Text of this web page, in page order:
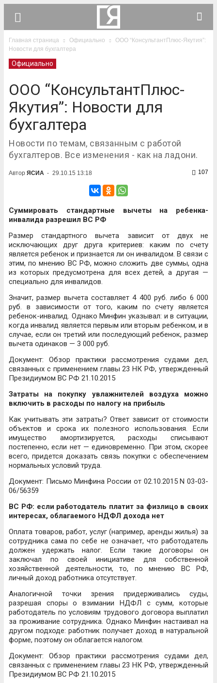
Главная страница Официально
ООО “КонсультантПлюс-Якутия”:
Новости для бухгалтера
Официально
ООО “КонсультантПлюс-
Якутия”: Новости для
бухгалтера
Новости по темам, связанным с работой
бухгалтеров. Все изменения - как на ладони.
Автор ЯСИА - 29.10.15 13:18 107
Суммировать стандартные вычеты на ребенка-
инвалида разрешил ВС РФ
Размер стандартного вычета зависит от двух не
исключающих друг друга критериев: каким по счету
является ребенок и признается ли он инвалидом. В связи с
этим, по мнению ВС РФ, можно сложить две суммы, одна
из которых предусмотрена для всех детей, а другая —
специально для инвалидов.
Значит, размер вычета составляет 4 400 руб. либо 6 000
руб. в зависимости от того, каким по счету является
ребенок-инвалид. Однако Минфин указывал: и в ситуации,
когда инвалид является первым или вторым ребенком, и в
случае, если он третий или последующий ребенок, размер
вычета одинаков — 3 000 руб.
Документ: Обзор практики рассмотрения судами дел,
связанных с применением главы 23 НК РФ, утвержденный
Президиумом ВС РФ 21.10.2015
Затраты на покупку увлажнителей воздуха можно
включить в расходы по налогу на прибыль
Как учитывать эти затраты? Ответ зависит от стоимости
объектов и срока их полезного использования. Если
имущество амортизируется, расходы списывают
постепенно, если нет — единовременно. При этом, скорее
всего, придется доказать связь покупки с обеспечением
нормальных условий труда.
Документ: Письмо Минфина России от 02.10.2015 N 03-03-
06/56359
ВС РФ: если работодатель платит за физлицо в своих
интересах, облагаемого НДФЛ дохода нет
Оплата товаров, работ, услуг (например, аренды жилья) за
сотрудника сама по себе не означает, что работодатель
должен удержать налог. Если такие договоры он
заключал по своей инициативе для собственной
хозяйственной деятельности, то, по мнению ВС РФ,
личный доход работника отсутствует.
Аналогичной точки зрения придерживались суды,
разрешая споры о взимании НДФЛ с сумм, которые
работодатель по условиям трудового договора выплатил
за проживание сотрудника. Однако Минфин настаивал на
другом подходе: работник получает доход в натуральной
форме, поэтому он облагается налогом.
Документ: Обзор практики рассмотрения судами дел,
связанных с применением главы 23 НК РФ, утвержденный
Президиумом ВС РФ 21.10.2015